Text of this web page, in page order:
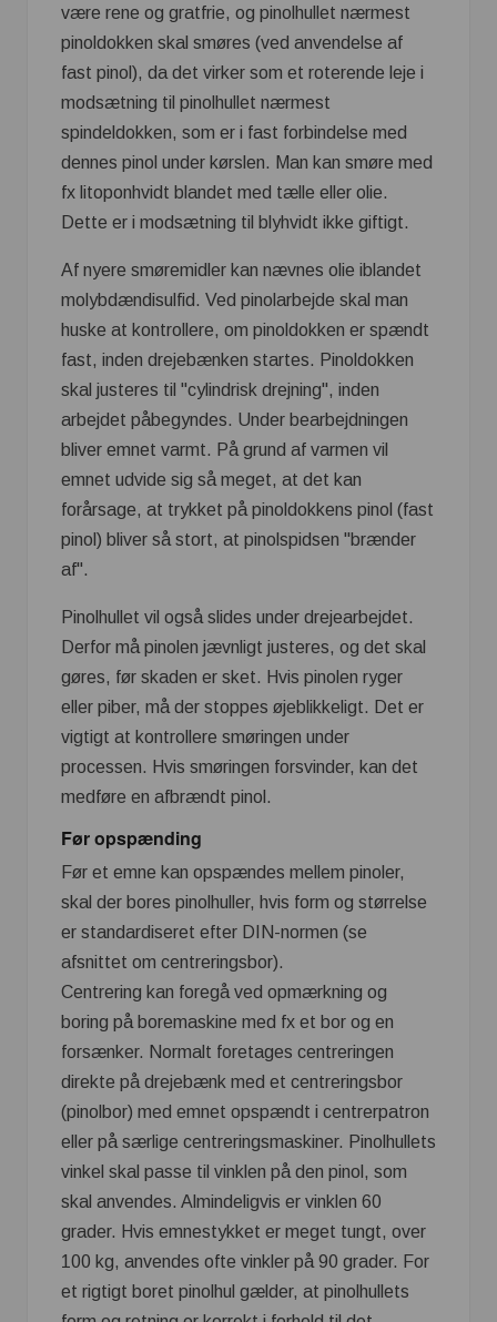
være rene og gratfrie, og pinolhullet nærmest
pinoldokken skal smøres (ved anvendelse af
fast pinol), da det virker som et roterende leje i
modsætning til pinolhullet nærmest
spindeldokken, som er i fast forbindelse med
dennes pinol under kørslen. Man kan smøre med
fx litoponhvidt blandet med tælle eller olie.
Dette er i modsætning til blyhvidt ikke giftigt.
Af nyere smøremidler kan nævnes olie iblandet
molybdændisulfid. Ved pinolarbejde skal man
huske at kontrollere, om pinoldokken er spændt
fast, inden drejebænken startes. Pinoldokken
skal justeres til "cylindrisk drejning", inden
arbejdet påbegyndes. Under bearbejdningen
bliver emnet varmt. På grund af varmen vil
emnet udvide sig så meget, at det kan
forårsage, at trykket på pinoldokkens pinol (fast
pinol) bliver så stort, at pinolspidsen "brænder
af".
Pinolhullet vil også slides under drejearbejdet.
Derfor må pinolen jævnligt justeres, og det skal
gøres, før skaden er sket. Hvis pinolen ryger
eller piber, må der stoppes øjeblikkeligt. Det er
vigtigt at kontrollere smøringen under
processen. Hvis smøringen forsvinder, kan det
medføre en afbrændt pinol.
Før opspænding
Før et emne kan opspændes mellem pinoler,
skal der bores pinolhuller, hvis form og størrelse
er standardiseret efter DIN-normen (se
afsnittet om centreringsbor).
Centrering kan foregå ved opmærkning og
boring på boremaskine med fx et bor og en
forsænker. Normalt foretages centreringen
direkte på drejebænk med et centreringsbor
(pinolbor) med emnet opspændt i centrerpatron
eller på særlige centreringsmaskiner. Pinolhullets
vinkel skal passe til vinklen på den pinol, som
skal anvendes. Almindeligvis er vinklen 60
grader. Hvis emnestykket er meget tungt, over
100 kg, anvendes ofte vinkler på 90 grader. For
et rigtigt boret pinolhul gælder, at pinolhullets